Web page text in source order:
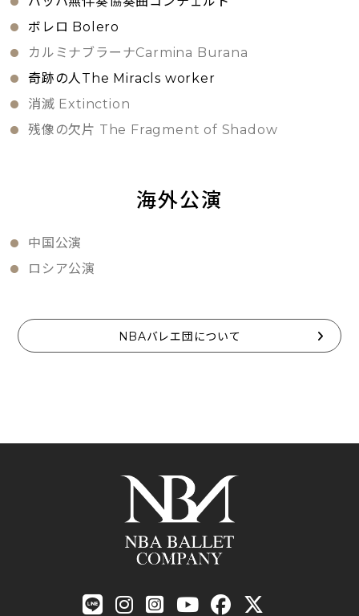
ボレロ Bolero
カルミナブラーナCarmina Burana
奇跡の人The Miracls worker
消滅 Extinction
残像の欠片 The Fragment of Shadow
海外公演
中国公演
ロシア公演
NBAバレエ団について